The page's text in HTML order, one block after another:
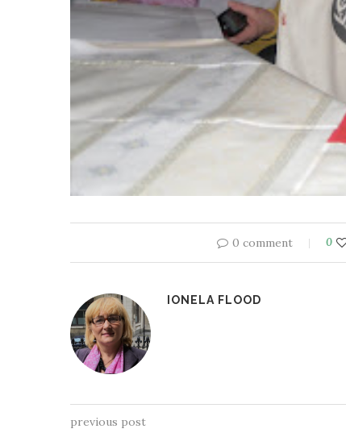
0 comment 0
IONELA FLOOD
previous post